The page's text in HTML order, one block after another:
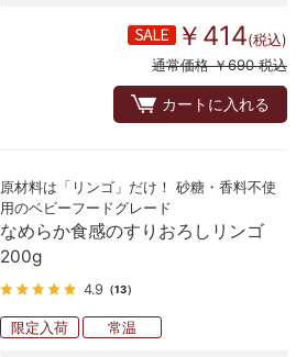
￥414(税込)
通常価格 ￥690 税込
カートに入れる
原材料は「リンゴ」だけ！ 砂糖・香料不使
用のベビーフードグレード
なめらか食感のすりおろしリンゴ
200g
4.9 （13）
限定入荷 常温